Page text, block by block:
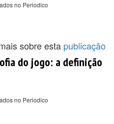
no Periodico
sobre esta publicação
do jogo: a definição
no Periodico